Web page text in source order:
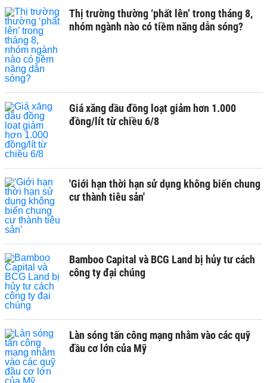
Thị trường thường ‘phất lên’ trong tháng 8,
nhóm ngành nào có tiềm năng dẫn sóng?
Giá xăng dầu đồng loạt giảm hơn 1.000
đồng/lít từ chiều 6/8
'Giới hạn thời hạn sử dụng không biến chung
cư thành tiêu sản'
Bamboo Capital và BCG Land bị hủy tư cách
công ty đại chúng
Làn sóng tấn công mạng nhằm vào các quỹ
đầu cơ lớn của Mỹ